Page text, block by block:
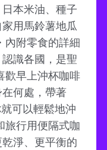
本米油、種子
用馬鈴薯地瓜
內附零食的詳細
識各國，是聖
歡早上沖杯咖啡
何處，帶著
可以輕鬆地沖
旅行用便隔式咖
淨、更平衡的